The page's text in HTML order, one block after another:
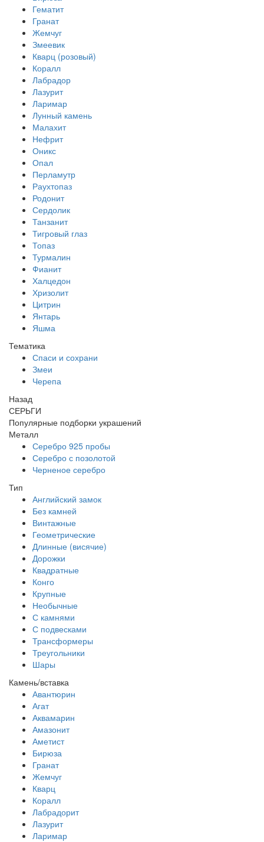
Гематит
Гранат
Жемчуг
Змеевик
Кварц (розовый)
Коралл
Лабрадор
Лазурит
Ларимар
Лунный камень
Малахит
Нефрит
Оникс
Опал
Перламутр
Раухтопаз
Родонит
Сердолик
Танзанит
Тигровый глаз
Топаз
Турмалин
Фианит
Халцедон
Хризолит
Цитрин
Янтарь
Яшма
Тематика
Спаси и сохрани
Змеи
Черепа
Назад
СЕРЬГИ
Популярные подборки украшений
Металл
Серебро 925 пробы
Серебро с позолотой
Черненое серебро
Тип
Английский замок
Без камней
Винтажные
Геометрические
Длинные (висячие)
Дорожки
Квадратные
Конго
Крупные
Необычные
С камнями
С подвесками
Трансформеры
Треугольники
Шары
Камень/вставка
Авантюрин
Агат
Аквамарин
Амазонит
Аметист
Бирюза
Гранат
Жемчуг
Кварц
Коралл
Лабрадорит
Лазурит
Ларимар